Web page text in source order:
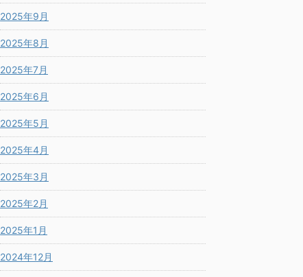
2025年9月
2025年8月
2025年7月
2025年6月
2025年5月
2025年4月
2025年3月
2025年2月
2025年1月
2024年12月